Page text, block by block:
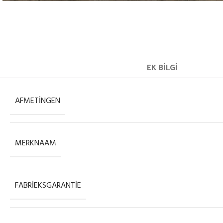
EK BILGI
AFMETINGEN
MERKNAAM
FABRIEKSGARANTIE